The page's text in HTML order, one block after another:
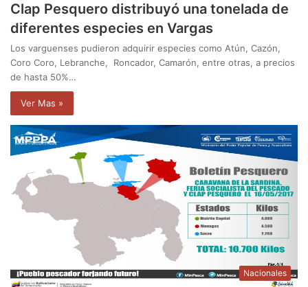
Clap Pesquero distribuyó una tonelada de
diferentes especies en Vargas
Los varguenses pudieron adquirir especies como Atún, Cazón,
Coro Coro, Lebranche, Roncador, Camarón, entre otras, a precios
de hasta 50%…
Ver Mas »
Nacionales